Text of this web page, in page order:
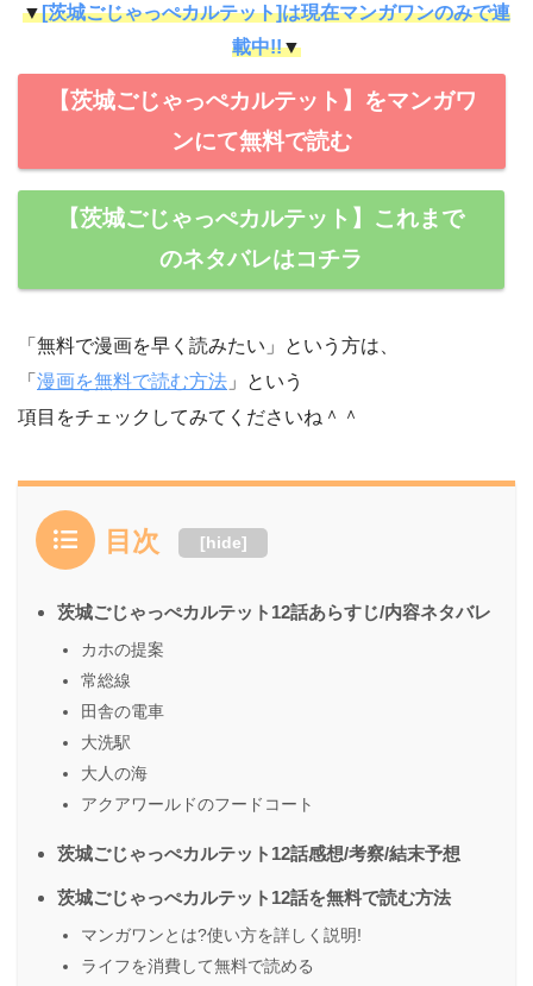
▼[茨城ごじゃっぺカルテット]は現在マンガワンのみで連
載中!!▼
【茨城ごじゃっぺカルテット】をマンガワ
ンにて無料で読む
【茨城ごじゃっぺカルテット】これまで
のネタバレはコチラ
「無料で漫画を早く読みたい」という方は、
「 漫画を無料で読む方法 」という
項目をチェックしてみてくださいね＾＾
目次 [hide]
茨城ごじゃっぺカルテット12話あらすじ/内容ネタバレ
カホの提案
常総線
田舎の電車
大洗駅
大人の海
アクアワールドのフードコート
茨城ごじゃっぺカルテット12話感想/考察/結末予想
茨城ごじゃっぺカルテット12話を無料で読む方法
マンガワンとは?使い方を詳しく説明!
ライフを消費して無料で読める